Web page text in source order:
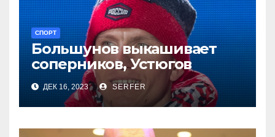
СПОРТ
Большунов выкашивает
соперников, Устюгов
просит понимания,
Степанова проиграла
ДЕК 16, 2023 SERFER